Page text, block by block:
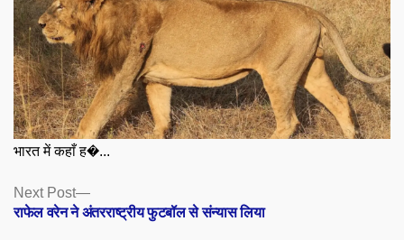
भारत में कहाँ ह�...
Posts
navigation
Next Post
Next
post:
राफेल वरेन ने अंतरराष्ट्रीय फुटबॉल से संन्यास लिया